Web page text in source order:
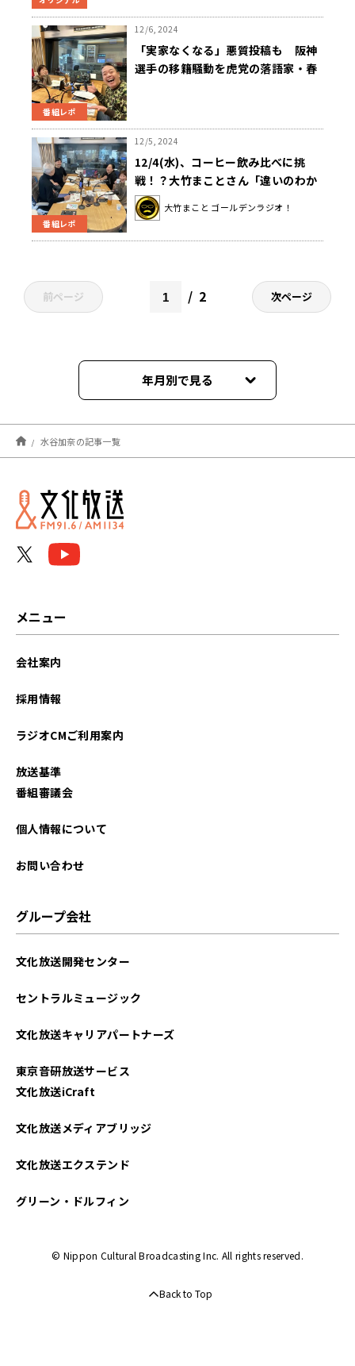
番組レポ
12/6, 2024
「実家なくなる」悪質投稿も 阪神
選手の移籍騒動を虎党の落語家・春
番組レポ
12/5, 2024
12/4(水)、コーヒー飲み比べに挑
戦！？大竹まことさん「違いのわか
らない男」に認定！？
大竹まこと ゴールデンラジオ！
前ページ 2 次ページ
年月別で見る
2026年08月
2026年07月
2026年06月
2025年09月
2025年06月
2025年01月
2024年12月
2024年11月
水谷加奈の記事一覧
メニュー
会社案内
採用情報
ラジオCMご利用案内
放送基準
番組審議会
個人情報について
お問い合わせ
グループ会社
文化放送開発センター
セントラルミュージック
文化放送キャリアパートナーズ
東京音研放送サービス
文化放送iCraft
文化放送メディアブリッジ
文化放送エクステンド
グリーン・ドルフィン
© Nippon Cultural Broadcasting Inc. All rights reserved.
Back to Top